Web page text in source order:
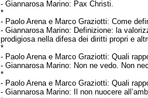
-Giannarosa Marino: Pax Christi.
*
- Paolo Arena e Marco Graziotti:Come
-Giannarosa Marino: Definizione: la
prodigiosa nella difesa dei diritti propri e
*
- Paolo Arena e Marco Graziotti:Quali
-Giannarosa Marino: Non ne vedo. Non
*
- Paolo Arena e Marco Graziotti:Quali
-Giannarosa Marino:
Il non nuocere